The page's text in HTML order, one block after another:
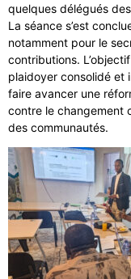
quelques délégués
La séance s’est
notamment pour le
contributions.
plaidoyer consolidé et
faire avancer une
contre le changement
des communautés.